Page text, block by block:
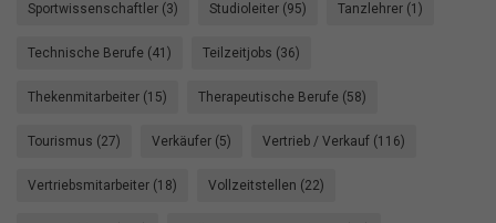
Sportwissenschaftler (3) Studioleiter (95) Tanzlehrer (1)
Technische Berufe (41) Teilzeitjobs (36)
Thekenmitarbeiter (15) Therapeutische Berufe (58)
Tourismus (27) Verkäufer (5) Vertrieb / Verkauf (116)
Vertriebsmitarbeiter (18) Vollzeitstellen (22)